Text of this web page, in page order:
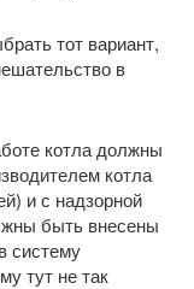
тот вариант,
в
котла должны
котла
и с надзорной
быть внесены
систему
тут не так